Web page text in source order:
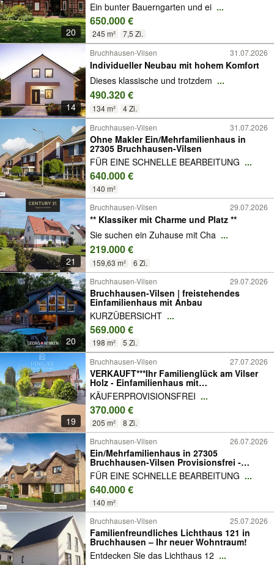
20
Ein bunter Bauerngarten und ei ...
650.000 €
245 m² 7,5 Zi.
14
Bruchhausen-Vilsen 31.07.2026
Individueller Neubau mit hohem Komfort
Dieses klassische und trotzdem ...
490.320 €
134 m²
4 Zi.
Bruchhausen-Vilsen
31.07.2026
Ohne Makler Ein/Mehrfamilienhaus in
27305 Bruchhausen-Vilsen
FÜR EINE SCHNELLE BEARBEITUNG ...
640.000 €
140 m²
21
Bruchhausen-Vilsen 29.07.2026
** Klassiker mit Charme und Platz **
Sie suchen ein Zuhause mit Cha ...
219.000 €
159,63 m² 6 Zi.
20
Bruchhausen-Vilsen 29.07.2026
Bruchhausen-Vilsen | freistehendes
Einfamilienhaus mit Anbau
KURZÜBERSICHT ...
569.000 €
198 m² 5 Zi.
19
Bruchhausen-Vilsen 27.07.2026
VERKAUFT***Ihr Familienglück am Vilser
Holz - Einfamilienhaus mit
Einliegerwohnung***
KÄUFERPROVISIONSFREI ...
370.000 €
205 m²
8 Zi.
Bruchhausen-Vilsen
26.07.2026
Ein/Mehrfamilienhaus in 27305
Bruchhausen-Vilsen Provisionsfrei -
schnell sein!
FÜR EINE SCHNELLE BEARBEITUNG ...
640.000 €
140 m²
Bruchhausen-Vilsen 25.07.2026
Familienfreundliches Lichthaus 121 in
Bruchhausen – Ihr neuer Wohntraum!
Entdecken Sie das Lichthaus 12 ...